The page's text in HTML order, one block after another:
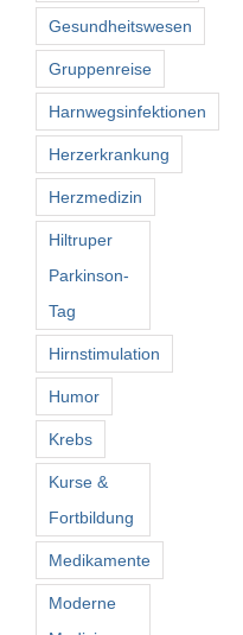
Gesundheitswesen
Gruppenreise
Harnwegsinfektionen
Herzerkrankung
Herzmedizin
Hiltruper
Parkinson-
Tag
Hirnstimulation
Humor
Krebs
Kurse &
Fortbildung
Medikamente
Moderne